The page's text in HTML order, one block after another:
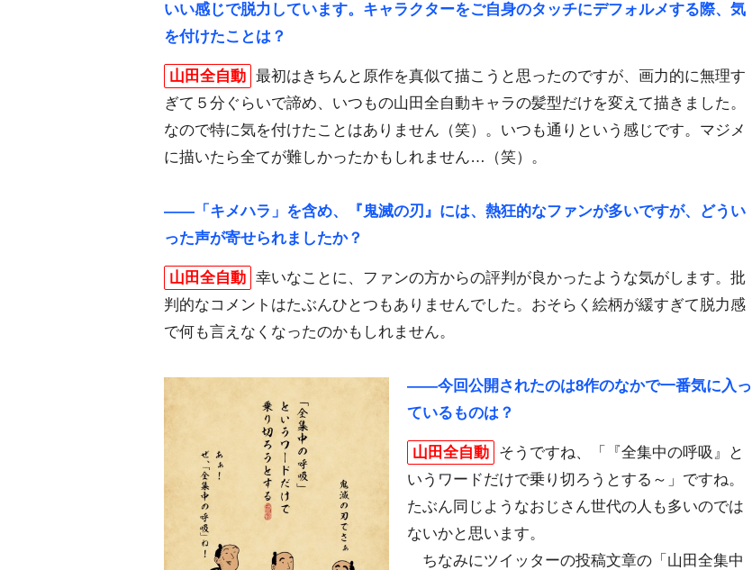
いい感じで脱力しています。キャラクターをご自身のタッチにデフォルメする際、気
を付けたことは？
山田全自動 最初はきちんと原作を真似て描こうと思ったのですが、画力的に無理す
ぎて５分ぐらいで諦め、いつもの山田全自動キャラの髪型だけを変えて描きました。
なので特に気を付けたことはありません（笑）。いつも通りという感じです。マジメ
に描いたら全てが難しかったかもしれません…（笑）。
――「キメハラ」を含め、『鬼滅の刃』には、熱狂的なファンが多いですが、どうい
った声が寄せられましたか？
山田全自動 幸いなことに、ファンの方からの評判が良かったような気がします。批
判的なコメントはたぶんひとつもありませんでした。おそらく絵柄が緩すぎて脱力感
で何も言えなくなったのかもしれません。
――今回公開されたのは8作のなかで一番気に入っ
ているものは？
山田全自動
そうですね、「『全集中の呼吸』と
いうワードだけで乗り切ろうとする～」ですね。
たぶん同じようなおじさん世代の人も多いのでは
ないかと思います。
ちなみにツイッターの投稿文章の「山田全集中